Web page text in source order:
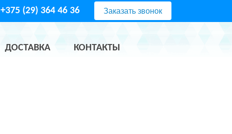
+375 (29) 364 46 36 Заказать звонок
ДОСТАВКА КОНТАКТЫ